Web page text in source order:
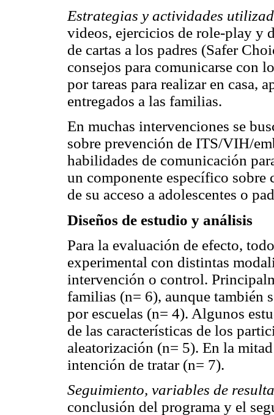
Estrategias y actividades
videos, ejercicios de role-play y
de cartas a los padres (Safer
consejos para comunicarse con
por tareas para realizar en casa,
entregados a las familias.
En muchas intervenciones se
sobre prevención de ITS/VIH/
habilidades de comunicación
un componente específico
de su acceso a adolescentes o
Diseños de estudio y análisis
Para la evaluación de efecto,
experimental con distintas
intervención o control.
familias (n= 6), aunque también
por escuelas (n= 4). Algunos
de las características de los
aleatorización (n= 5). En la
intención de tratar (n= 7).
Seguimiento, variables de
conclusión del programa y el